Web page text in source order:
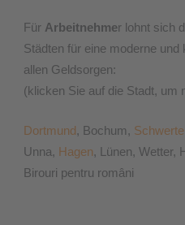
Für Arbeitnehmer lohnt sich
Städten für eine moderne
allen Geldsorgen:
(klicken Sie auf die Stadt, um
Dortmund, Bochum, Schwerte
Unna, Hagen, Lünen, Wetter,
Birouri pentru români